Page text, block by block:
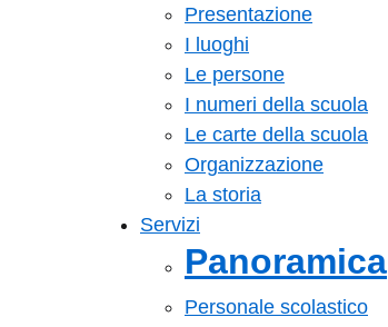
Presentazione
I luoghi
Le persone
I numeri della scuola
Le carte della scuola
Organizzazione
La storia
Servizi
Panoramica
Personale scolastico